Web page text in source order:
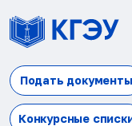
Подать документы
Конкурсные